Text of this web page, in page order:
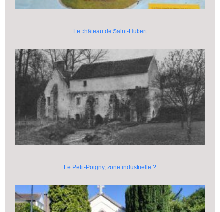
Le château de Saint-Hubert
Le Petit-Poigny, zone industrielle ?